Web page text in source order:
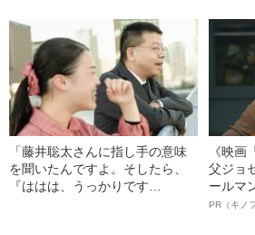
「藤井聡太さんに指し手の意味
を聞いたんですよ。そしたら、
『ははは、うっかりです
《映画
父ジョ
ールマ
ルイン
PR（キノ